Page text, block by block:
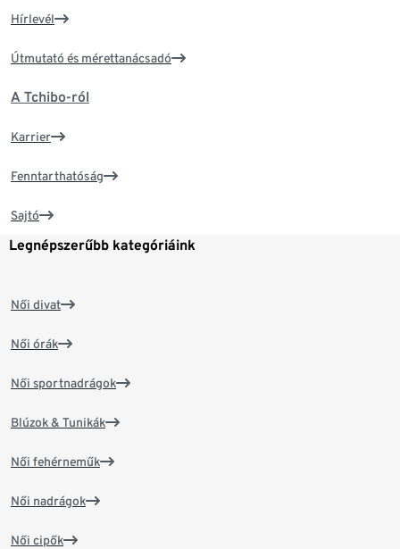
Hírlevél
Útmutató és mérettanácsadó
A Tchibo-ról
Karrier
Fenntarthatóság
Sajtó
Legnépszerűbb kategóriáink
Női divat
Női órák
Női sportnadrágok
Blúzok & Tunikák
Női fehérneműk
Női nadrágok
Női cipők